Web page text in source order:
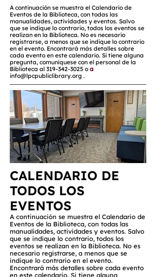
A continuación se muestra el Calendario de
Eventos de la Biblioteca, con todas las
manualidades, actividades y eventos. Salvo
que se indique lo contrario, todos los eventos se
realizan en la Biblioteca. No es necesario
registrarse, a menos que se indique lo contrario
en el evento. Encontrará más detalles sobre
cada evento en este calendario. Si tiene alguna
pregunta, comuníquese con el personal de la
Biblioteca al 319-342-3025 o a
info@lpcpubliclibrary.org .
CALENDARIO DE
TODOS LOS
EVENTOS
A continuación se muestra el Calendario de
Eventos de la Biblioteca, con todas las
manualidades, actividades y eventos. Salvo
que se indique lo contrario, todos los
eventos se realizan en la Biblioteca. No es
necesario registrarse, a menos que se
indique lo contrario en el evento.
Encontrará más detalles sobre cada evento
en este calendario. Si tiene alguna